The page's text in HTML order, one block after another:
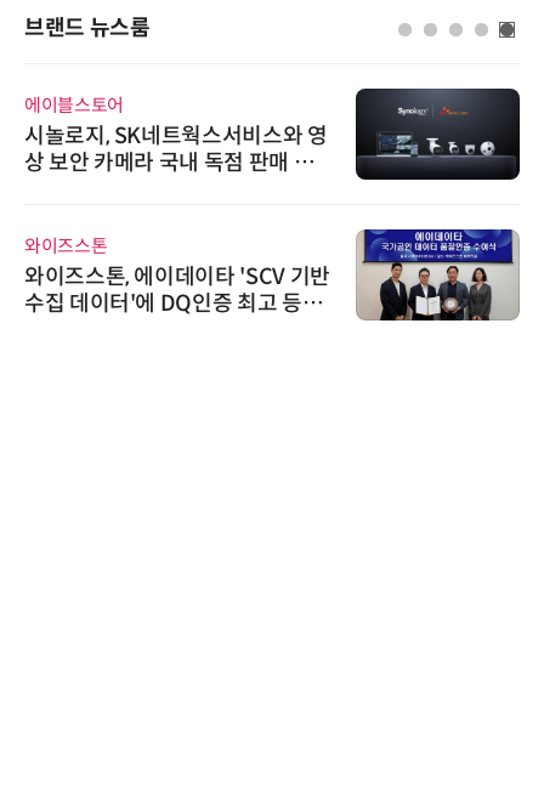
브랜드 뉴스룸
에이블스토어
시놀로지, SK네트웍스서비스와 영
상 보안 카메라 국내 독점 판매 파
와이즈스톤
와이즈스톤, 에이데이타 'SCV 기반
수집 데이터'에 DQ인증 최고 등급